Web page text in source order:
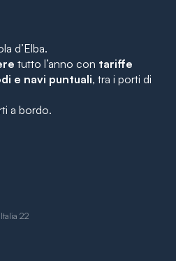
d’Elba.
tutto l’anno con tariffe
e navi puntuali, tra i porti di
a bordo.
22